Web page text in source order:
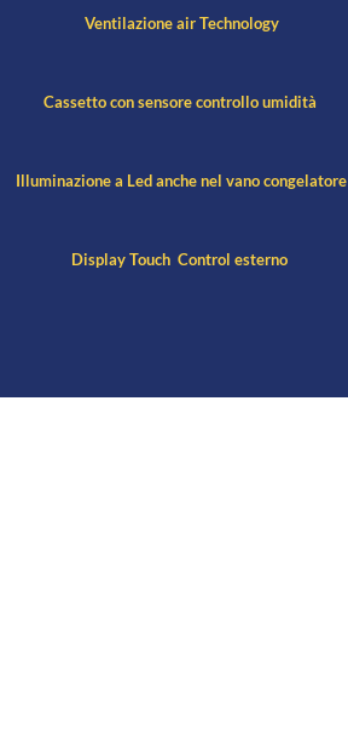
Ventilazione air Technology
Cassetto con sensore controllo umidità
Illuminazione a Led anche nel vano congelatore
Display Touch Control esterno